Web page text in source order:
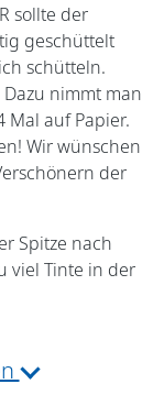
sollte der
geschüttelt
schütteln.
nimmt man
Mal auf Papier.
Wir wünschen
der
Spitze nach
viel Tinte in der